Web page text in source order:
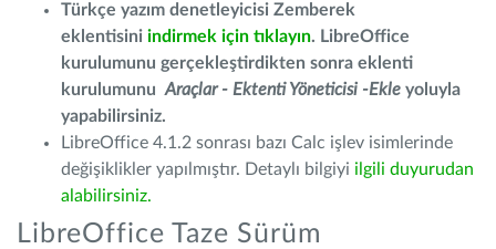
Türkçe yazım denetleyicisi Zemberek
eklentisini indirmek için tıklayın. LibreOffice
kurulumunu gerçekleştirdikten sonra eklenti
kurulumunu Araçlar - Ektenti Yöneticisi -Ekle yoluyla
yapabilirsiniz.
LibreOffice 4.1.2 sonrası bazı Calc işlev isimlerinde
değişiklikler yapılmıştır. Detaylı bilgiyi ilgili duyurudan
alabilirsiniz.
LibreOffice Taze Sürüm